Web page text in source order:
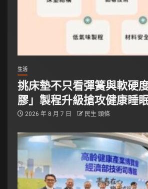
生活
挑床墊不只看彈簧與軟硬
膠」製程升級搶攻健康睡
2026 年 8 月 7 日 民生 頭條